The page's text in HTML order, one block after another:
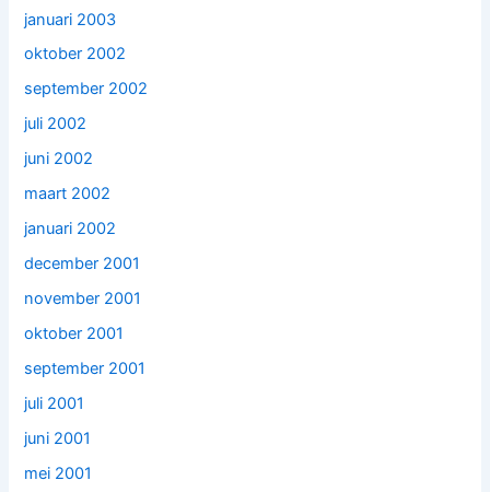
januari 2003
oktober 2002
september 2002
juli 2002
juni 2002
maart 2002
januari 2002
december 2001
november 2001
oktober 2001
september 2001
juli 2001
juni 2001
mei 2001